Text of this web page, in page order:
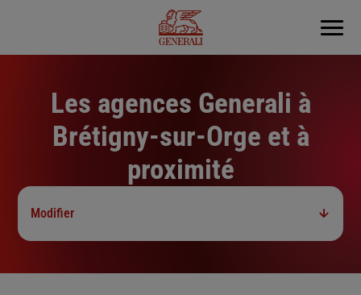
Menu
Les agences Generali à
Brétigny-sur-Orge et à
proximité
Modifier